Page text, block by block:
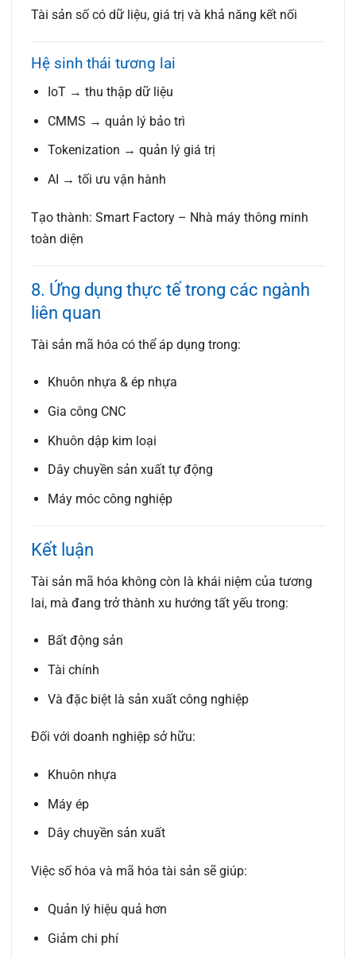
Tài sản số có dữ liệu, giá trị và khả năng kết nối
Hệ sinh thái tương lai
IoT → thu thập dữ liệu
CMMS → quản lý bảo trì
Tokenization → quản lý giá trị
AI → tối ưu vận hành
Tạo thành: Smart Factory – Nhà máy thông minh
toàn diện
8. Ứng dụng thực tế trong các ngành
liên quan
Tài sản mã hóa có thể áp dụng trong:
Khuôn nhựa & ép nhựa
Gia công CNC
Khuôn dập kim loại
Dây chuyền sản xuất tự động
Máy móc công nghiệp
Kết luận
Tài sản mã hóa không còn là khái niệm của tương
lai, mà đang trở thành xu hướng tất yếu trong:
Bất động sản
Tài chính
Và đặc biệt là sản xuất công nghiệp
Đối với doanh nghiệp sở hữu:
Khuôn nhựa
Máy ép
Dây chuyền sản xuất
Việc số hóa và mã hóa tài sản sẽ giúp:
Quản lý hiệu quả hơn
Giảm chi phí